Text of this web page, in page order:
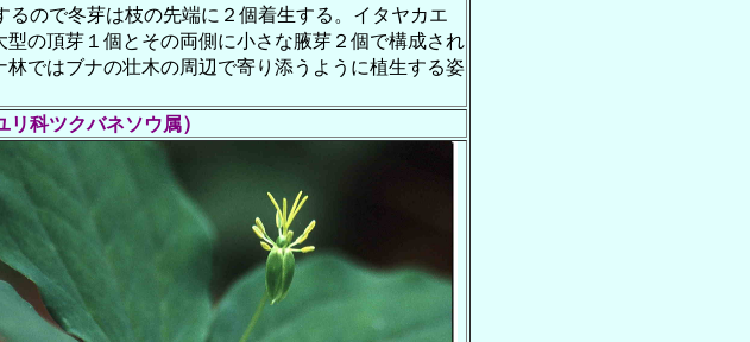
ので冬芽は枝の先端に２個着生する。イタヤカエ
の頂芽１個とその両側に小さな腋芽２個で構成され
ではブナの壮木の周辺で寄り添うように植生する姿
リ科ツクバネソウ属）